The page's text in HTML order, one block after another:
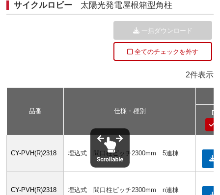
サイクルロビー 太陽光発電屋根箱型角柱
2件表示
一括ダウンロード
全てのチェックを外す
品番 仕様・種別
CY-PVH(R)2318 埋込式 間口柱ピッチ2300mm 5連棟
CY-PVH(R)2318 埋込式 間口柱ピッチ2300mm n連棟